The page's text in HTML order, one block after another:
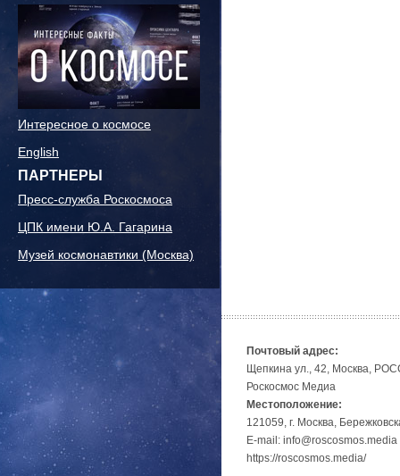
Интересное о космосе
English
ПАРТНЕРЫ
Пресс-служба Роскосмоса
ЦПК имени Ю.А. Гагарина
Музей космонавтики (Москва)
Почтовый адрес:
Щепкина ул., 42, Москва,
Роскосмос Медиа
Местоположение:
121059, г. Москва,
E-mail: info@roscosmos.media
https://roscosmos.media/